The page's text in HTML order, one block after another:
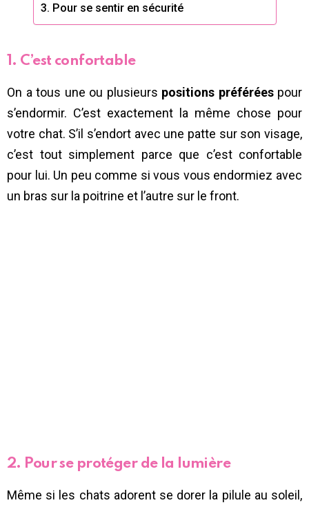
3. Pour se sentir en sécurité
1. C’est confortable
On a tous une ou plusieurs positions préféréespour
s’endormir. C’est exactement la même chose pour
votre chat. S’il s’endort avec une patte sur son visage,
c’est tout simplement parce que c’est confortable
pour lui. Un peu comme si vous vous endormiez avec
un bras sur la poitrine et l’autre sur le front.
2. Pour se protéger de la lumière
Même si les chats adorent se dorer la pilule au soleil,